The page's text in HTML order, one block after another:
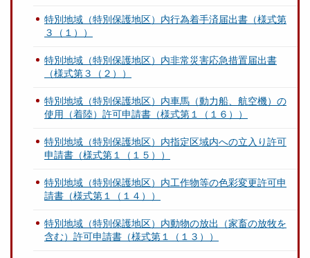
特別地域（特別保護地区）内行為着手済届出書（様式第
３（１））
特別地域（特別保護地区）内非常災害応急措置届出書
（様式第３（２））
特別地域（特別保護地区）内車馬（動力船、航空機）の
使用（着陸）許可申請書（様式第１（１６））
特別地域（特別保護地区）内指定区域内への立入り許可
申請書（様式第１（１５））
特別地域（特別保護地区）内工作物等の色彩変更許可申
請書（様式第１（１４））
特別地域（特別保護地区）内動物の放出（家畜の放牧を
含む）許可申請書（様式第１（１３））